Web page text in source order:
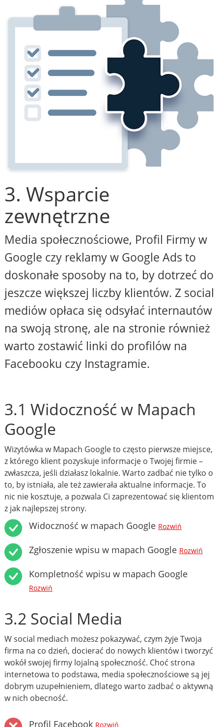
3. Wsparcie
zewnętrzne
Media społecznościowe, Profil Firmy w
Google czy reklamy w Google Ads to
doskonałe sposoby na to, by dotrzeć do
jeszcze większej liczby klientów. Z social
mediów opłaca się odsyłać internautów
na swoją stronę, ale na stronie również
warto zostawić linki do profilów na
Facebooku czy Instagramie.
3.1 Widoczność w Mapach
Google
Wizytówka w Mapach Google to często pierwsze miejsce,
z którego klient pozyskuje informacje o Twojej firmie –
zwłaszcza, jeśli działasz lokalnie. Warto zadbać nie tylko o
to, by istniała, ale też zawierała aktualne informacje. To
nic nie kosztuje, a pozwala Ci zaprezentować się klientom
z jak najlepszej strony.
Widoczność w mapach Google Rozwiń
Zgłoszenie wpisu w mapach Google Rozwiń
Kompletność wpisu w mapach Google
Rozwiń
3.2 Social Media
W social mediach możesz pokazywać, czym żyje Twoja
firma na co dzień, docierać do nowych klientów i tworzyć
wokół swojej firmy lojalną społeczność. Choć strona
internetowa to podstawa, media społecznościowe są jej
dobrym uzupełnieniem, dlatego warto zadbać o aktywną
w nich obecność.
Profil Facebook